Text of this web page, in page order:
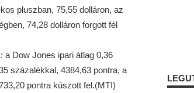
pluszban, 75,55 dolláron, az
74,28 dolláron forgott fél
a Dow Jones ipari átlag 0,36
százalékkal, 4384,63 pontra, a
pontra kúszott fel.(MTI)